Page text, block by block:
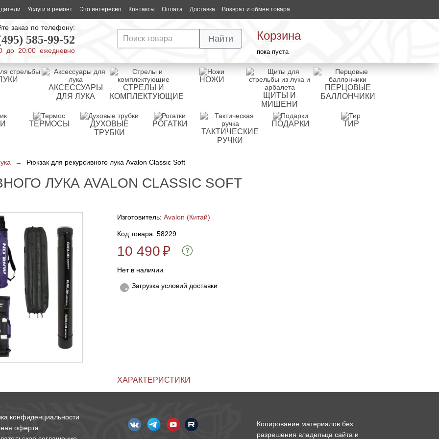
Услуги и ремонт Это интересно Контакты Оплата Доставка Возврат и обмен товара
заказ по телефону:
585-99-52
до 20:00 ежедневно
Корзина
пока пуста
Найти
АКСЕССУАРЫ
ДЛЯ ЛУКА
СТРЕЛЫ И
КОМПЛЕКТУЮЩИЕ
НОЖИ
ЩИТЫ И
МИШЕНИ
ПЕРЦОВЫЕ
БАЛЛОНЧИКИ
ТЕРМОСЫ
ДУХОВЫЕ
ТРУБКИ
РОГАТКИ
ТАКТИЧЕСКИЕ
РУЧКИ
ПОДАРКИ ТИР
→ Рюкзак для рекурсивного лука Avalon Classic Soft
ЛУКА AVALON CLASSIC SOFT
Изготовитель: Avalon (Китай)
Код товара: 58229
10 490₽
Нет в наличии
Загрузка условий доставки
ХАРАКТЕРИСТИКИ
конфиденциальности
оферта
Копирование материалов без
разрешения владельца сайта и